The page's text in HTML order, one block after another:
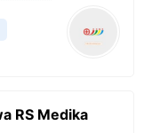
RS Medika